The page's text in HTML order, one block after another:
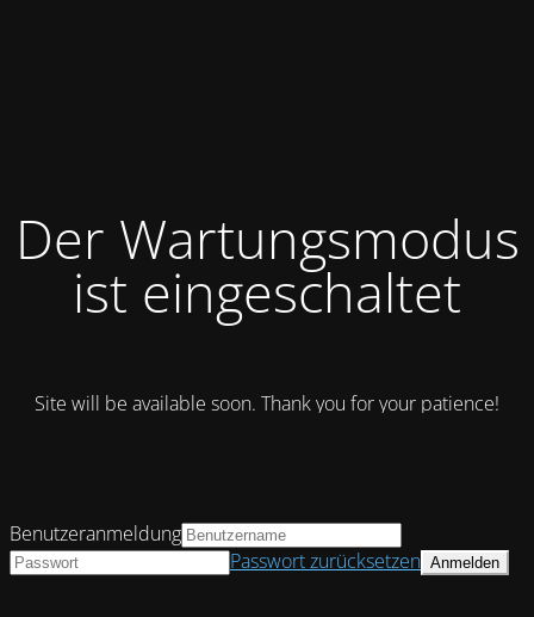
Der Wartungsmodus
ist eingeschaltet
Site will be available soon. Thank you for your patience!
Benutzeranmeldung
Passwort zurücksetzen